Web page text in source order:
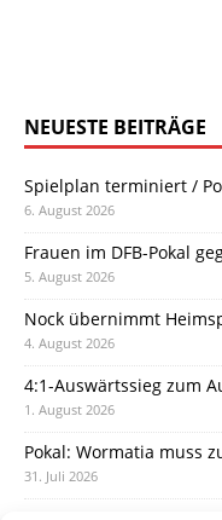
NEUESTE BEITRÄGE
Spielplan terminiert /
6. August 2026
Frauen im DFB-Pokal
5. August 2026
Nock übernimmt
4. August 2026
4:1-Auswärtssieg zum
1. August 2026
Pokal: Wormatia muss
31. Juli 2026